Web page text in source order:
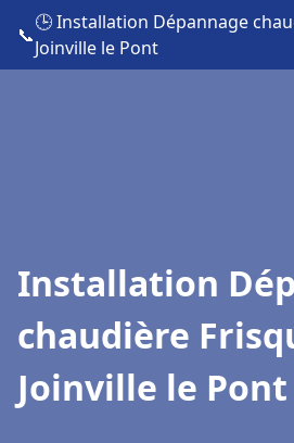
📞
🕒 Installation Dépannage
Joinville le Pont
Installation
chaudière
Joinville le Pont